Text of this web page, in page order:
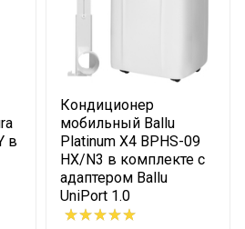
(брутто)
37
Красный
32.3
Ballu
в
Кондиционер
мобильный Ballu
Platinum X4 BPHS-09
HX/N3 в комплекте с
адаптером Ballu
UniPort 1.0